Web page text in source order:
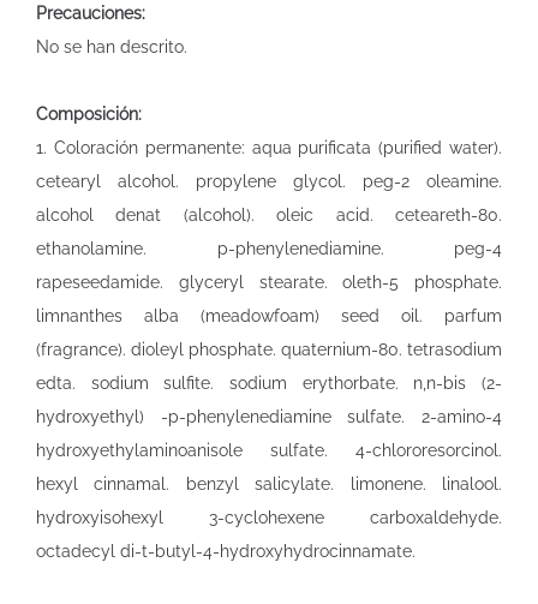
Precauciones:
No se han descrito.
Composición:
1. Coloración permanente: aqua purificata (purified water).
cetearyl alcohol. propylene glycol. peg-2 oleamine.
alcohol denat (alcohol). oleic acid. ceteareth-80.
ethanolamine. p-phenylenediamine. peg-4
rapeseedamide. glyceryl stearate. oleth-5 phosphate.
limnanthes alba (meadowfoam) seed oil. parfum
(fragrance). dioleyl phosphate. quaternium-80. tetrasodium
edta. sodium sulfite. sodium erythorbate. n,n-bis (2-
hydroxyethyl) -p-phenylenediamine sulfate. 2-amino-4
hydroxyethylaminoanisole sulfate. 4-chlororesorcinol.
hexyl cinnamal. benzyl salicylate. limonene. linalool.
hydroxyisohexyl 3-cyclohexene carboxaldehyde.
octadecyl di-t-butyl-4-hydroxyhydrocinnamate.